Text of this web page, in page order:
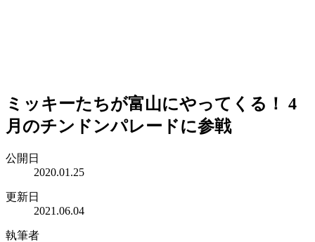
ミッキーたちが富山にやってくる！ 4
月のチンドンパレードに参戦
公開日
2020.01.25
更新日
2021.06.04
執筆者